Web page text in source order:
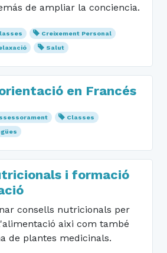
de ampliar la conciencia.
Creixement Personal
Salut
en Francés
Classes
i formació
consells nutricionals per
aixi com també
de plantes medicinals.